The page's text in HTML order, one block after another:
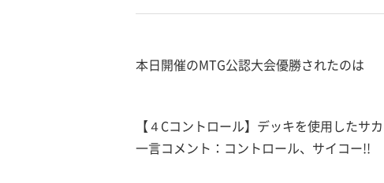
本日開催のMTG公認大会優勝されたのは
【４Cコントロール】デッキを使用したサ
一言コメント：コントロール、サイコー!!